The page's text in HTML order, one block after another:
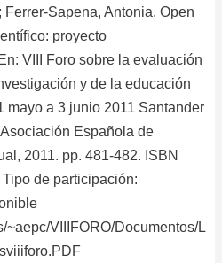
Ferrer-Sapena, Antonia. Open
proyecto
VIII Foro sobre la evaluación
y de la educación
mayo a 3 junio 2011 Santander
Española de
2011. pp. 481-482. ISBN
de participación:
~aepc/VIIIFORO/Documentos/L